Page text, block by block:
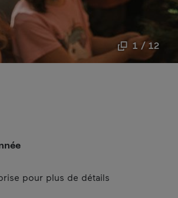
1 / 12
pour plus de détails